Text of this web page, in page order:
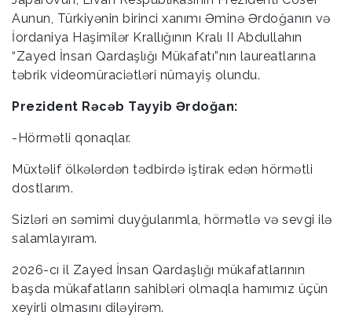
Aunun, Türkiyənin birinci xanımı Əminə Ərdoğanın və
İordaniya Haşimilər Krallığının Kralı II Abdullahın
“Zayed İnsan Qardaşlığı Mükafatı”nın laureatlarına
təbrik videomüraciətləri nümayiş olundu.
Prezident Rəcəb Tayyib Ərdoğan:
-Hörmətli qonaqlar.
Müxtəlif ölkələrdən tədbirdə iştirak edən hörmətli
dostlarım.
Sizləri ən səmimi duyğularımla, hörmətlə və sevgi ilə
salamlayıram.
2026-cı il Zayed İnsan Qardaşlığı mükafatlarının
başda mükafatların sahibləri olmaqla hamımız üçün
xeyirli olmasını diləyirəm.